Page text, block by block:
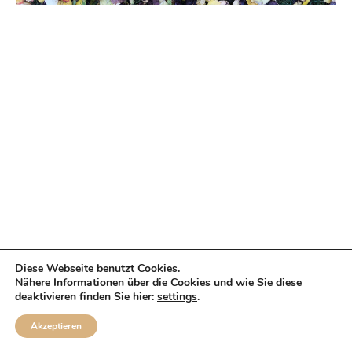
Diese Webseite benutzt Cookies.
Nähere Informationen über die Cookies und wie Sie diese
deaktivieren finden Sie hier: settings.
Akzeptieren